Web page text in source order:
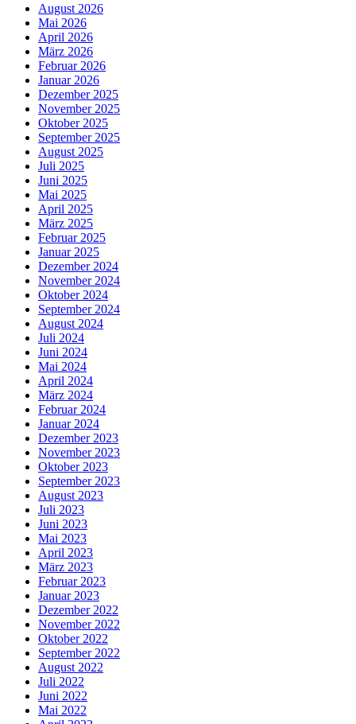
August 2026
Mai 2026
April 2026
März 2026
Februar 2026
Januar 2026
Dezember 2025
November 2025
Oktober 2025
September 2025
August 2025
Juli 2025
Juni 2025
Mai 2025
April 2025
März 2025
Februar 2025
Januar 2025
Dezember 2024
November 2024
Oktober 2024
September 2024
August 2024
Juli 2024
Juni 2024
Mai 2024
April 2024
März 2024
Februar 2024
Januar 2024
Dezember 2023
November 2023
Oktober 2023
September 2023
August 2023
Juli 2023
Juni 2023
Mai 2023
April 2023
März 2023
Februar 2023
Januar 2023
Dezember 2022
November 2022
Oktober 2022
September 2022
August 2022
Juli 2022
Juni 2022
Mai 2022